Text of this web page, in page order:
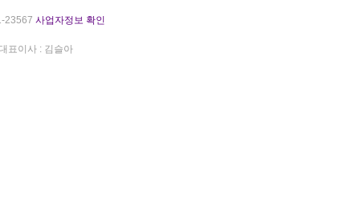
23567 사업자정보 확인
표이사 : 김슬아